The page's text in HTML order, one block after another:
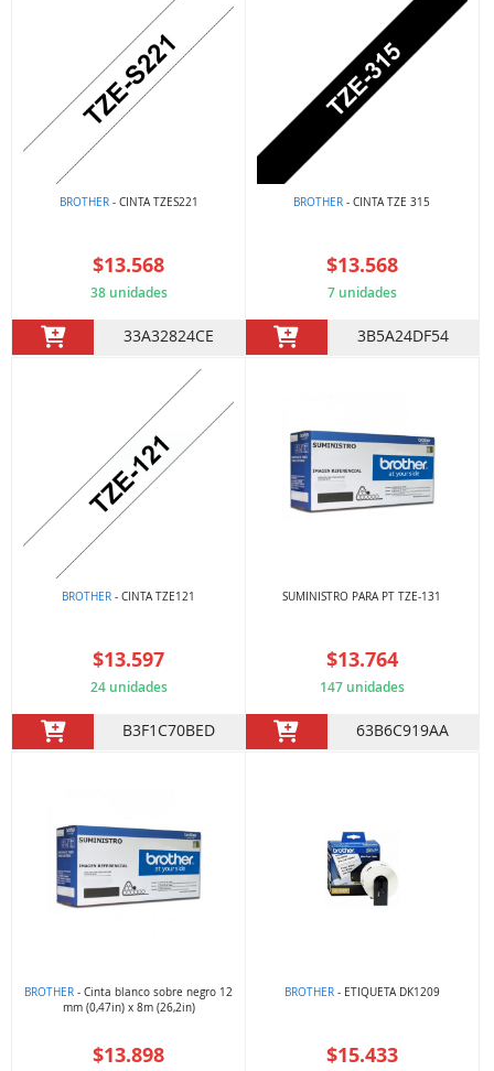
BROTHER- CINTA TZES221
$13.568
38 unidades
33A32824CE
BROTHER - CINTA TZE 315
$13.568
7 unidades
3B5A24DF54
BROTHER - CINTA TZE121
$13.597
24 unidades
B3F1C70BED
SUMINISTRO PARA PT TZE-131
$13.764
147 unidades
63B6C919AA
BROTHER - Cinta blanco sobre negro 12
mm (0,47in) x 8m (26,2in)
$13.898
BROTHER- ETIQUETA DK1209
$15.433